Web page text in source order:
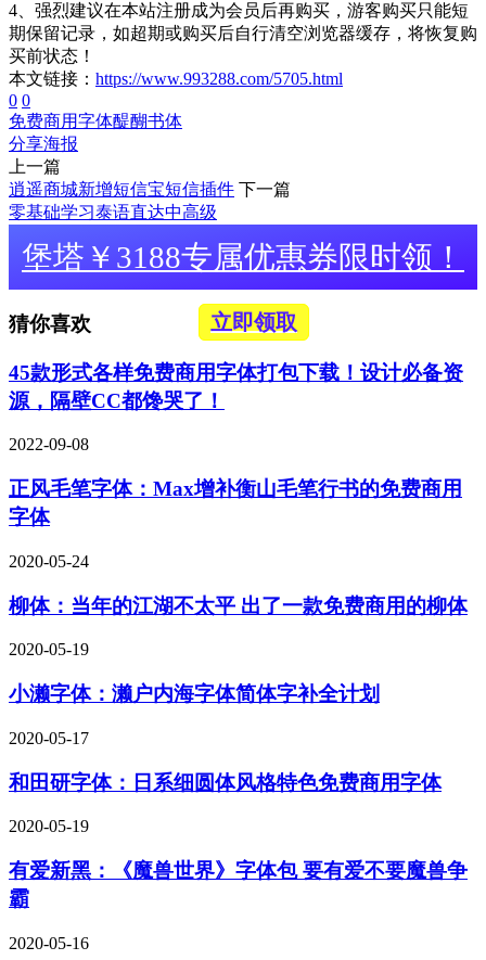
4、强烈建议在本站注册成为会员后再购买，游客购买只能短
期保留记录，如超期或购买后自行清空浏览器缓存，将恢复购
买前状态！
本文链接： https://www.993288.com/5705.html
0 0
免费商用字体醍醐书体
分享海报
上一篇
逍遥商城新增短信宝短信插件 下一篇
零基础学习泰语直达中高级
堡塔￥3188专属优惠券限时领！
立即领取
猜你喜欢
45款形式各样免费商用字体打包下载！设计必备资
源，隔壁CC都馋哭了！
2022-09-08
正风毛笔字体：Max增补衡山毛笔行书的免费商用
字体
2020-05-24
柳体：当年的江湖不太平 出了一款免费商用的柳体
2020-05-19
小濑字体：濑户内海字体简体字补全计划
2020-05-17
和田研字体：日系细圆体风格特色免费商用字体
2020-05-19
有爱新黑：《魔兽世界》字体包 要有爱不要魔兽争
霸
2020-05-16